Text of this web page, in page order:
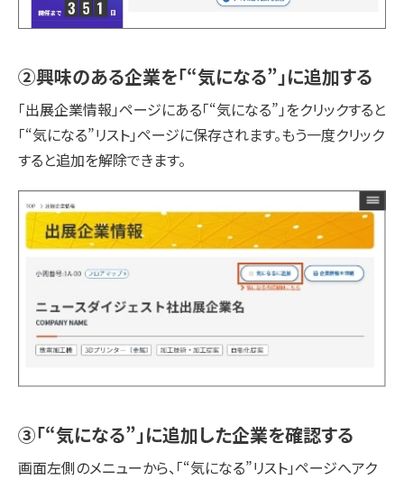
②興味のある企業を「“気になる”」に追加する
「出展企業情報」ページにある「“気になる”」をクリックすると
「“気になる”リスト」ページに保存されます。もう一度クリック
すると追加を解除できます。
③「“気になる”」に追加した企業を確認する
画面左側のメニューから、「“気になる”リスト」ページへアク